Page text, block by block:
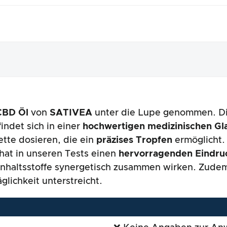
Öl von SATIVEA unter die Lupe genommen.
sich in einer hochwertigen medizinischen
dosieren, die ein präzises Tropfen ermöglicht.
in unseren Tests einen hervorragenden
synergetisch zusammen wirken.
unterstreicht.